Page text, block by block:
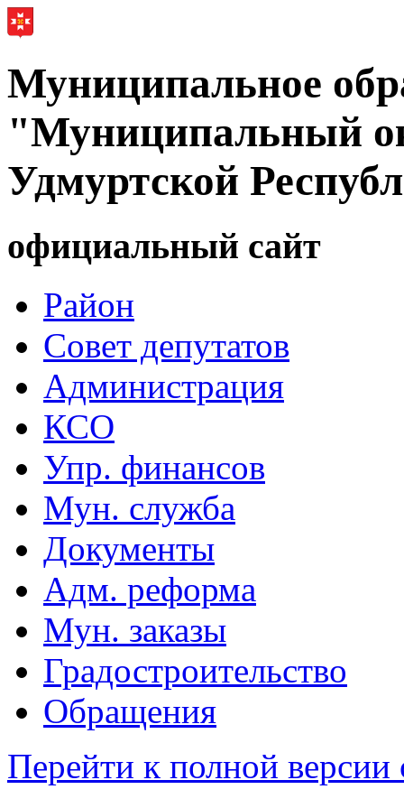
Муниципальное
"Муниципальный
Удмуртской
официальный сайт
Район
Совет депутатов
Администрация
КСО
Упр. финансов
Мун. служба
Документы
Адм. реформа
Мун. заказы
Градостроительство
Обращения
Перейти к полной версии